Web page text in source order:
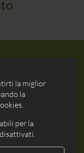
incluse
la miglior
la
per la